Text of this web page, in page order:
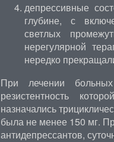
депрессивные
глубине, с
светлых
нерегулярной
нередко
При лечении больных
резистентность
назначались
была не менее 150 мг.
антидепрессантов,